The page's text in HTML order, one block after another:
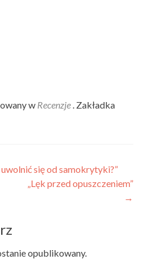
w Recenzje . Zakładka
wpisusię od samokrytyki?”
„Lęk przed opuszczeniem”
→
opublikowany.